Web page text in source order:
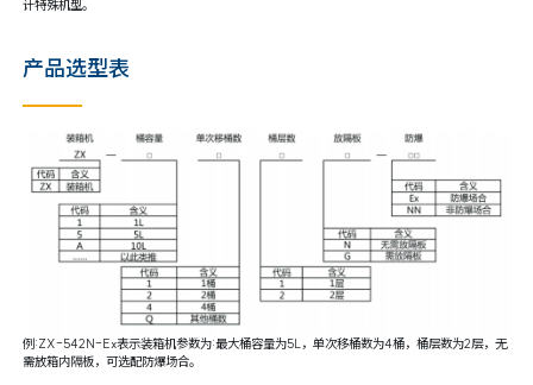
计特殊机型。
产品选型表
例:ZX-542N-Ex表示装箱机参数为:最大桶容量为5L，单次移桶数为4桶，桶层数为2层，无
需放箱内隔板，可选配防爆场合。